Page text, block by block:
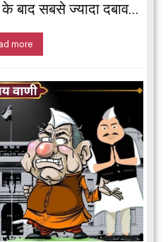
बाद सबसे ज्यादा दबाव...
more